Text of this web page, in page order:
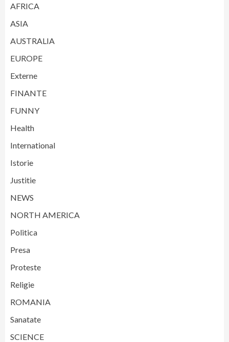
AFRICA
ASIA
AUSTRALIA
EUROPE
Externe
FINANTE
FUNNY
Health
International
Istorie
Justitie
NEWS
NORTH AMERICA
Politica
Presa
Proteste
Religie
ROMANIA
Sanatate
SCIENCE